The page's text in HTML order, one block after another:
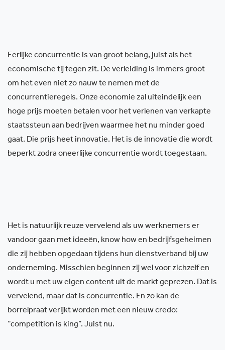
Eerlijke concurrentie is van groot belang, juist als het
economische tij tegen zit. De verleiding is immers groot
om het even niet zo nauw te nemen met de
concurrentieregels. Onze economie zal uiteindelijk een
hoge prijs moeten betalen voor het verlenen van verkapte
staatssteun aan bedrijven waarmee het nu minder goed
gaat. Die prijs heet innovatie. Het is de innovatie die wordt
beperkt zodra oneerlijke concurrentie wordt toegestaan.
Het is natuurlijk reuze vervelend als uw werknemers er
vandoor gaan met ideeën, know how en bedrijfsgeheimen
die zij hebben opgedaan tijdens hun dienstverband bij uw
onderneming. Misschien beginnen zij wel voor zichzelf en
wordt u met uw eigen content uit de markt geprezen. Dat is
vervelend, maar dat is concurrentie. En zo kan de
borrelpraat verijkt worden met een nieuw credo:
“competition is king”. Juist nu.